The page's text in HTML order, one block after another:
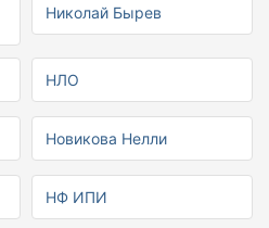
Николай Бырев
НЛО
Новикова Нелли
НФ ИПИ